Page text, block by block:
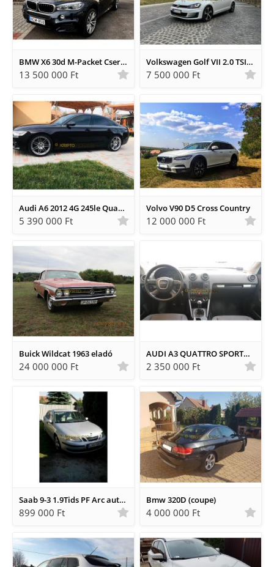
BMW X6 30d M-Packet Csere videkártyákra, bányászgépekre, BTC-re!
13 500 000 Ft
Volkswagen Golf VII 2.0 TSI BMT GTI DSG
7 500 000 Ft
Audi A6 2012 4G 245le Quattro
5 390 000 Ft
Volvo V90 D5 Cross Country
12 000 000 Ft
Buick Wildcat 1963 eladó
24 000 000 Ft
AUDI A3 QUATTRO SPORTBACK
2 350 000 Ft
Saab 9-3 1.9Tids PF Arc automata
899 000 Ft
Bmw 320D (coupe)
4 000 000 Ft